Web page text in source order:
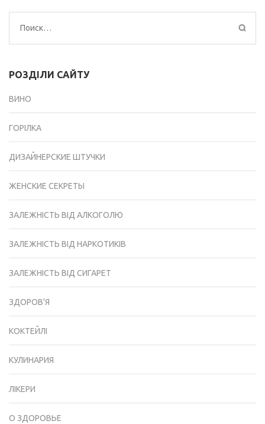
Найти:
РОЗДІЛИ САЙТУ
ВИНО
ГОРІЛКА
ДИЗАЙНЕРСКИЕ ШТУЧКИ
ЖЕНСКИЕ СЕКРЕТЫ
ЗАЛЕЖНІСТЬ ВІД АЛКОГОЛЮ
ЗАЛЕЖНІСТЬ ВІД НАРКОТИКІВ
ЗАЛЕЖНІСТЬ ВІД СИГАРЕТ
ЗДОРОВ'Я
КОКТЕЙЛІ
КУЛИНАРИЯ
ЛІКЕРИ
О ЗДОРОВЬЕ